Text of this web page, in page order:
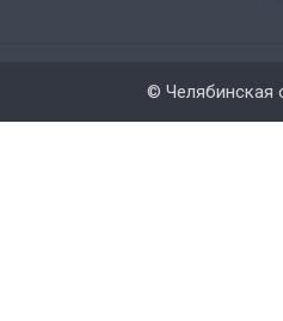
© Челябинская